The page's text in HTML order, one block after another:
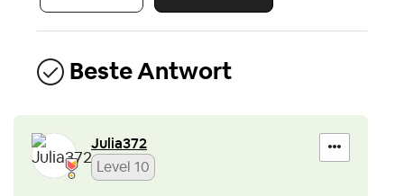
Beste Antwort
Julia372
Level 10